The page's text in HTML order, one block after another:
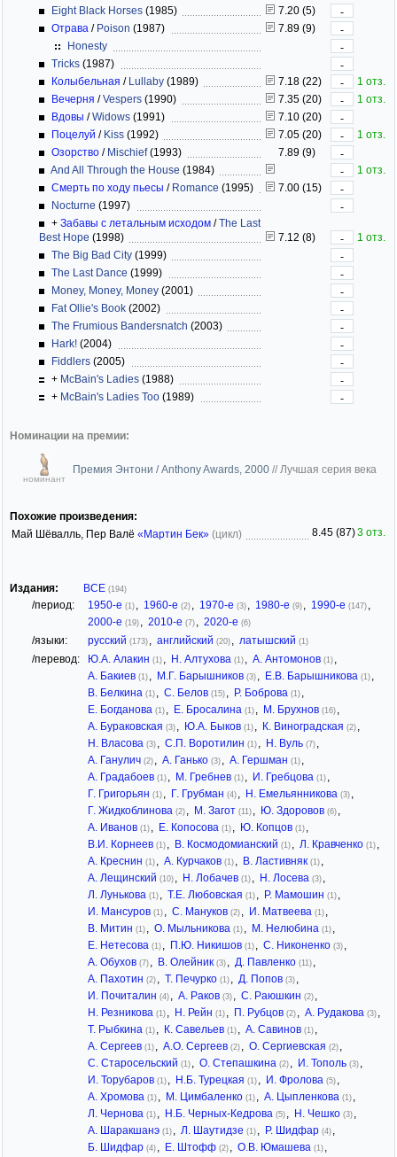
Eight Black Horses (1985) 7.20 (5)
-
Отрава / Poison (1987) 7.89 (9)
-
Honesty
-
Tricks (1987)
-
Колыбельная / Lullaby (1989) 7.18 (22) -
1 отз.
Вечерня /Vespers (1990) 7.35 (20) -
1 отз.
Вдовы /Widows (1991) 7.10 (20)
-
Поцелуй / Kiss (1992) 7.05 (20) -
1 отз.
Озорство / Mischief(1993) 7.89 (9)
-
And All Through the House (1984) -
1 отз.
Смерть по ходу пьесы / Romance (1995) 7.00 (15)
-
Nocturne (1997)
-
+ Забавы с летальным исходом /The Last
Best Hope (1998) 7.12 (8) -
1 отз.
The Big Bad City (1999)
-
The Last Dance (1999)
-
Money, Money, Money (2001)
-
Fat Ollie's Book (2002)
-
The Frumious Bandersnatch (2003)
-
Hark! (2004)
-
Fiddlers (2005)
-
+ McBain's Ladies (1988)
-
+ McBain's Ladies Too (1989) -
Номинации на премии:
номинант
Премия Энтони / Anthony Awards, 2000 // Лучшая серия века
Похожие произведения:
Май Шёвалль, Пер Валё «Мартин Бек» (цикл) 8.45 (87)3 отз.
Издания: ВСЕ (194)
/период: 1950-е (1) , 1960-е (2) , 1970-е (3) , 1980-е (9) , 1990-е (147) ,
2000-е (19) , 2010-е (7) , 2020-е (6)
/языки: русский (173) , английский (20) , латышский (1)
/перевод: Ю.А. Алакин (1) , Н. Алтухова (1) , А. Антомонов (1) ,
А. Бакиев (1) , М.Г. Барышников (3) , Е.В. Барышникова (1) ,
В. Белкина (1) , С. Белов (15) , Р. Боброва (1) ,
Е. Богданова (1) , Е. Бросалина (1) , М. Брухнов (16) ,
А. Бураковская (3) , Ю.А. Быков (1) , К. Виноградская (2) ,
Н. Власова (3) , С.П. Воротилин (1) , Н. Вуль (7) ,
А. Ганулич (2) , А. Ганько (3) , А. Гершман (1) ,
А. Градабоев (1) , М. Гребнев (1) , И. Гребцова (1) ,
Г. Григорьян (1) , Г. Грубман (4) , Н. Емельянникова (3) ,
Г. Жидкоблинова (2) , М. Загот (11) , Ю. Здоровов (6) ,
А. Иванов (1) , Е. Копосова (1) , Ю. Копцов (1) ,
В.И. Корнеев (1) , В. Космодомианский (1) , Л. Кравченко (1) ,
А. Креснин (1) , А. Курчаков (1) , В. Ластивняк (1) ,
А. Лещинский (10) , Н. Лобачев (1) , Н. Лосева (3) ,
Л. Лунькова (1) , Т.Е. Любовская (1) , Р. Мамошин (1) ,
И. Мансуров (1) , С. Мануков (2) , И. Матвеева (1) ,
В. Митин (1) , О. Мыльникова (1) , М. Нелюбина (1) ,
Е. Нетесова (1) , П.Ю. Никишов (1) , С. Никоненко (3) ,
А. Обухов (7) , В. Олейник (3) , Д. Павленко (11) ,
А. Пахотин (2) , Т. Печурко (1) , Д. Попов (3) ,
И. Почиталин (4) , А. Раков (3) , С. Раюшкин (2) ,
Н. Резникова (1) , Н. Рейн (1) , П. Рубцов (2) , А. Рудакова (3) ,
Т. Рыбкина (1) , К. Савельев (1) , А. Савинов (1) ,
А. Сергеев (1) , А.О. Сергеев (2) , О. Сергиевская (2) ,
С. Старосельский (1) , О. Степашкина (2) , И. Тополь (3) ,
И. Торубаров (1) , Н.Б. Турецкая (1) , И. Фролова (5) ,
А. Хромова (1) , М. Цимбаленко (1) , А. Цыпленкова (1) ,
Л. Чернова (1) , Н.Б. Черных-Кедрова (5) , Н. Чешко (3) ,
А. Шаракшанэ (1) , Л. Шаутидзе (1) , Р. Шидфар (4) ,
Б. Шидфар (4) , Е. Штофф (2) , О.В. Юмашева (1) ,